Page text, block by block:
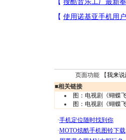
页面功能 【我来说
■相关链接
图：电视剧《蝴蝶
图：电视剧《蝴蝶